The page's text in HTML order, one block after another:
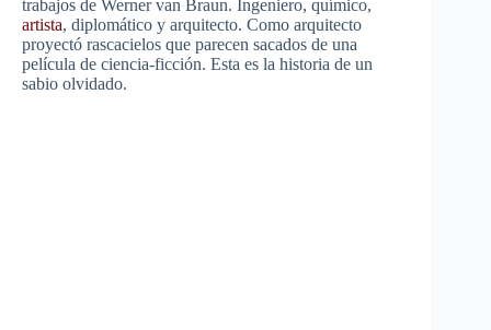
trabajos de Werner van Braun. Ingeniero, químico,
artista, diplomático y arquitecto. Como arquitecto
proyectó rascacielos que parecen sacados de una
película de ciencia-ficción. Esta es la historia de un
sabio olvidado.